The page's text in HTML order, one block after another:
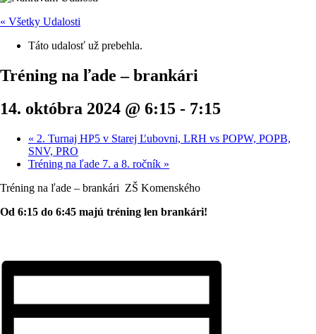
« Všetky Udalosti
Táto udalosť už prebehla.
Tréning na ľade – brankári
14. októbra 2024 @ 6:15 - 7:15
« 2. Turnaj HP5 v Starej Ľubovni, LRH vs POPW, POPB,
SNV, PRO
Tréning na ľade 7. a 8. ročník »
Tréning na ľade – brankári ZŠ Komenského
Od 6:15 do 6:45 majú tréning len brankári!